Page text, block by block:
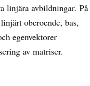
linjära avbildningar. På
oberoende, bas,
egenvektorer
av matriser.